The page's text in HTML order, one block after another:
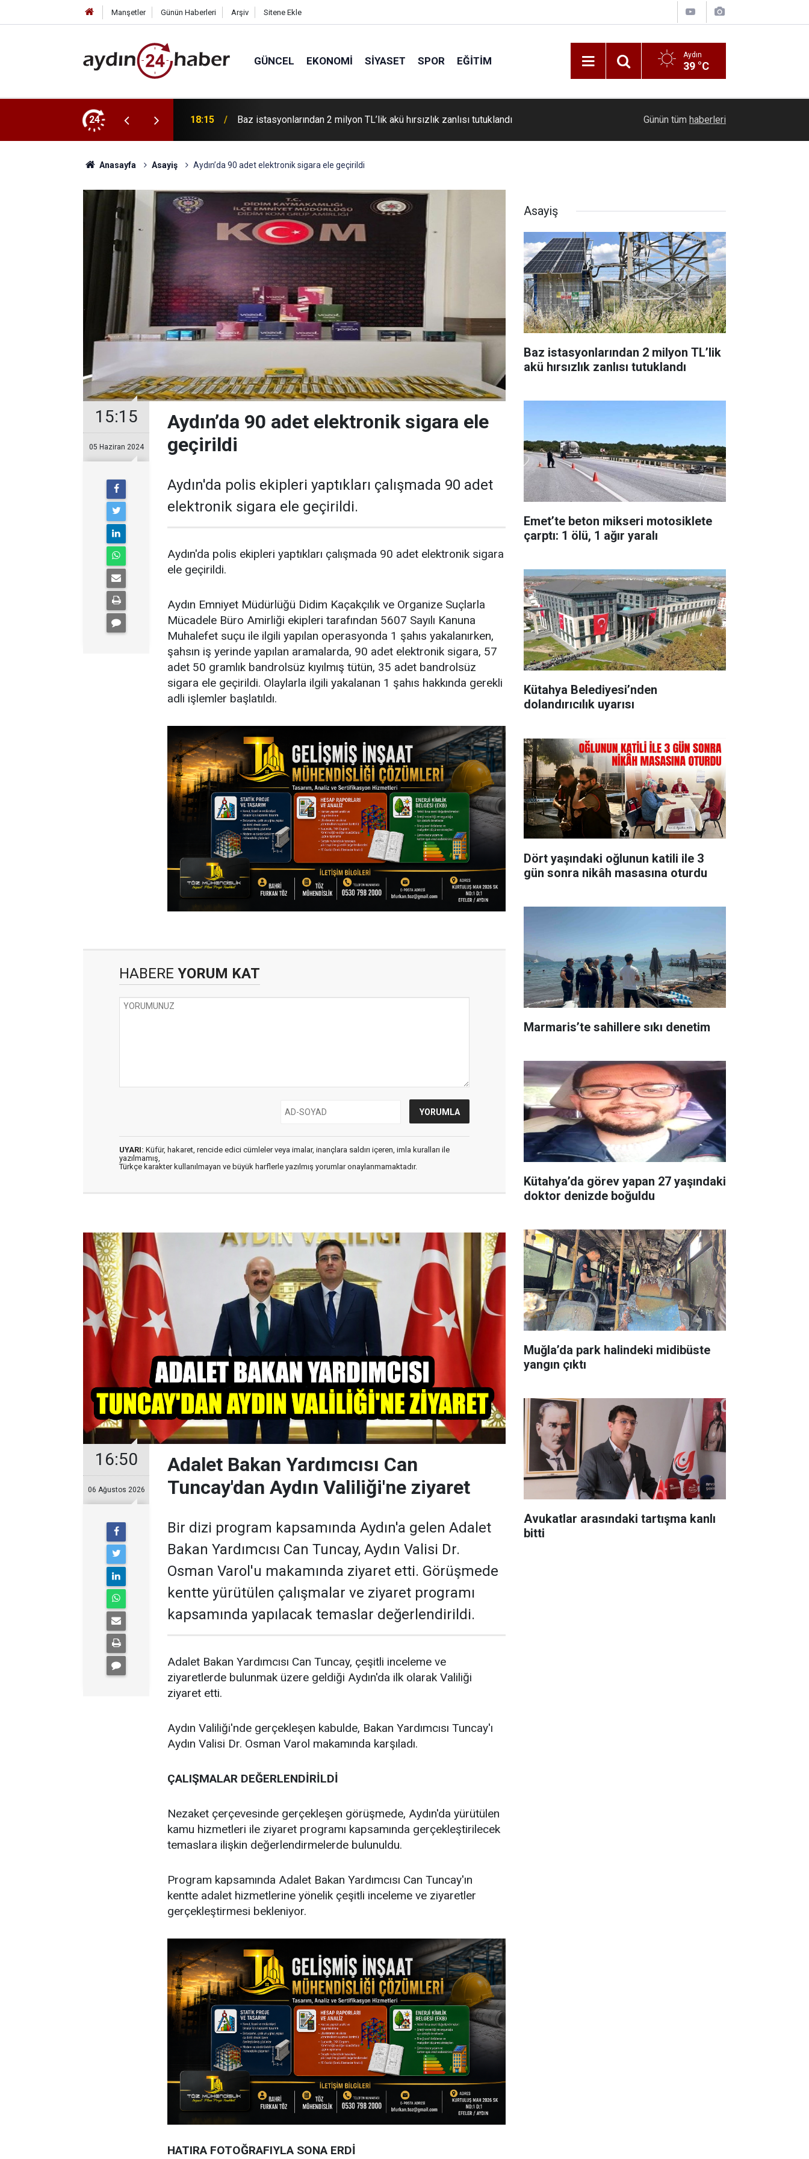
Manşetler Günün Haberleri Arşiv Sitene Ekle
GÜNCEL EKONOMI SIYASET SPOR EĞITIM Aydın
39 °C
24
devreye giriyor 18:15 Baz istasyonlarından 2 milyon TL’lik akü hırsızlık zanlısı tutuklandı Emet’te beton mikseri motosiklete çarptı: 1 ölü,
Günün tüm haberleri
Anasayfa Asayiş Aydın’da 90 adet elektronik sigara ele geçirildi
15:15
05 Haziran 2024
Aydın’da 90 adet elektronik sigara ele
geçirildi
Aydın'da polis ekipleri yaptıkları çalışmada 90 adet
elektronik sigara ele geçirildi.
Aydın'da polis ekipleri yaptıkları çalışmada 90 adet elektronik sigara
ele geçirildi.
Aydın Emniyet Müdürlüğü Didim Kaçakçılık ve Organize Suçlarla
Mücadele Büro Amirliği ekipleri tarafından 5607 Sayılı Kanuna
Muhalefet suçu ile ilgili yapılan operasyonda 1 şahıs yakalanırken,
şahsın iş yerinde yapılan aramalarda, 90 adet elektronik sigara, 57
adet 50 gramlık bandrolsüz kıyılmış tütün, 35 adet bandrolsüz
sigara ele geçirildi. Olaylarla ilgili yakalanan 1 şahıs hakkında gerekli
adli işlemler başlatıldı.
HABERE YORUM KAT
UYARI: Küfür, hakaret, rencide edici cümleler veya imalar, inançlara saldırı içeren, imla kuralları ile
yazılmamış,
Türkçe karakter kullanılmayan ve büyük harflerle yazılmış yorumlar onaylanmamaktadır.
16:50
06 Ağustos 2026
Adalet Bakan Yardımcısı Can
Tuncay'dan Aydın Valiliği'ne ziyaret
Bir dizi program kapsamında Aydın'a gelen Adalet
Bakan Yardımcısı Can Tuncay, Aydın Valisi Dr.
Osman Varol'u makamında ziyaret etti. Görüşmede
kentte yürütülen çalışmalar ve ziyaret programı
kapsamında yapılacak temaslar değerlendirildi.
Adalet Bakan Yardımcısı Can Tuncay, çeşitli inceleme ve
ziyaretlerde bulunmak üzere geldiği Aydın'da ilk olarak Valiliği
ziyaret etti.
Aydın Valiliği'nde gerçekleşen kabulde, Bakan Yardımcısı Tuncay'ı
Aydın Valisi Dr. Osman Varol makamında karşıladı.
ÇALIŞMALAR DEĞERLENDİRİLDİ
Nezaket çerçevesinde gerçekleşen görüşmede, Aydın'da yürütülen
kamu hizmetleri ile ziyaret programı kapsamında gerçekleştirilecek
temaslara ilişkin değerlendirmelerde bulunuldu.
Program kapsamında Adalet Bakan Yardımcısı Can Tuncay'ın
kentte adalet hizmetlerine yönelik çeşitli inceleme ve ziyaretler
gerçekleştirmesi bekleniyor.
HATIRA FOTOĞRAFIYLA SONA ERDİ
Asayiş
Baz istasyonlarından 2 milyon TL’lik
akü hırsızlık zanlısı tutuklandı
Emet’te beton mikseri motosiklete
çarptı: 1 ölü, 1 ağır yaralı
Kütahya Belediyesi’nden
dolandırıcılık uyarısı
Dört yaşındaki oğlunun katili ile 3
gün sonra nikâh masasına oturdu
Marmaris’te sahillere sıkı denetim
Kütahya’da görev yapan 27 yaşındaki
doktor denizde boğuldu
Muğla’da park halindeki midibüste
yangın çıktı
Avukatlar arasındaki tartışma kanlı
bitti